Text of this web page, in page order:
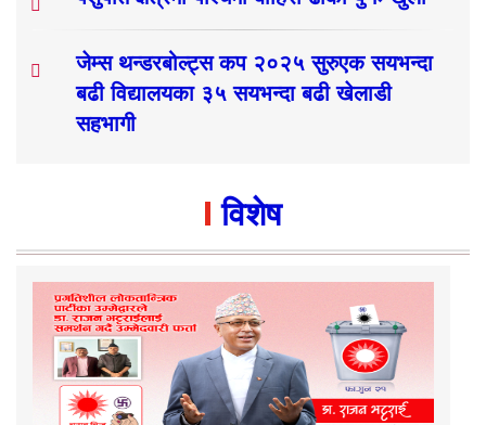
जेम्स थन्डरबोल्ट्स कप २०२५ सुरुएक सयभन्दा
बढी विद्यालयका ३५ सयभन्दा बढी खेलाडी
सहभागी
विशेष